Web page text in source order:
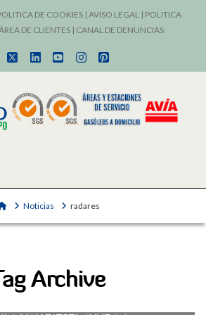
DE COOKIES | AVISO LEGAL | POLITICA
DE CLIENTES| CANAL DE DENUNCIAS
X LinkedInYouTubeInstagram
Pinterest
HomeNoticias radares
Archive